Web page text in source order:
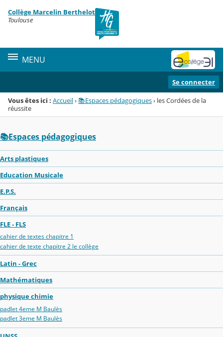
Menu de la rubrique
Contenu
Collège Marcelin Berthelot
Toulouse
MENU
Se connecter
Vous êtes ici : Accueil›📚Espaces pédagogiques› les Cordées de la
réussite
📚Espaces pédagogiques
Arts plastiques
Education Musicale
E.P.S.
Français
FLE - FLS
cahier de textes chapitre 1
cahier de texte chapitre 2 le collège
Latin - Grec
Mathématiques
physique chimie
padlet 4eme M Baulès
padlet 3eme M Baulès